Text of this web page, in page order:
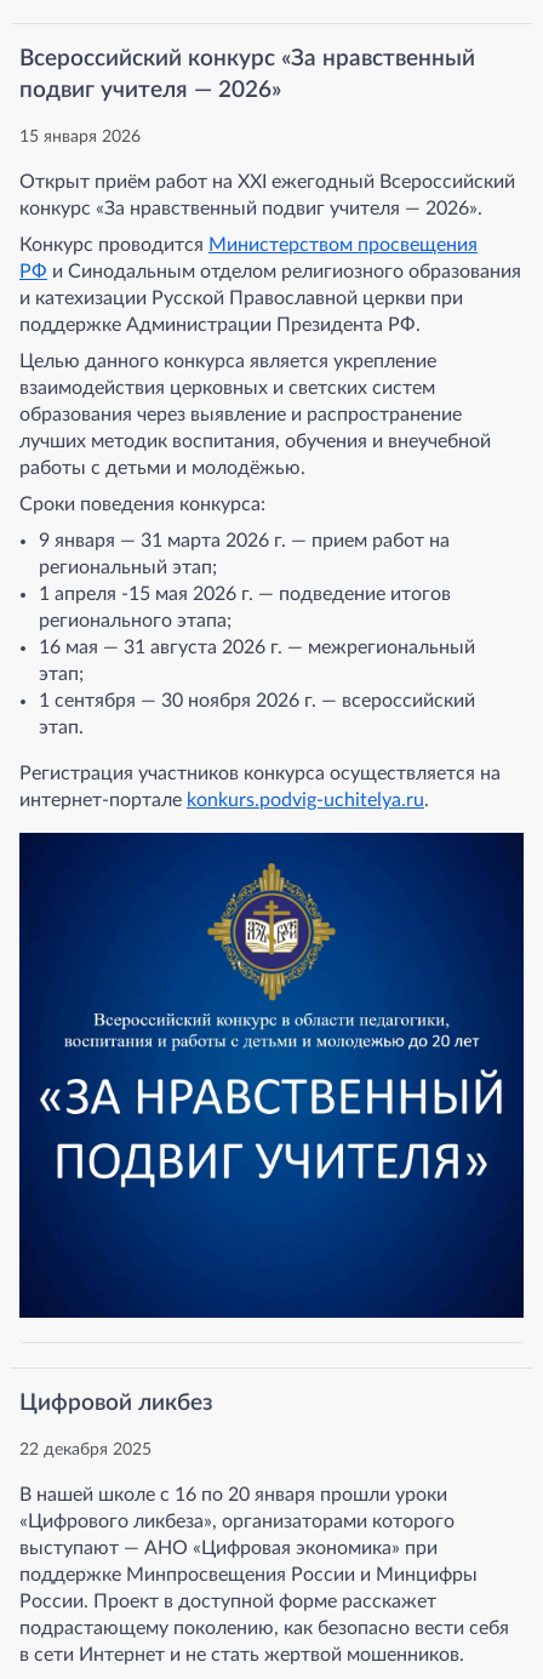
Всероссийский конкурс «За нравственный
подвиг учителя — 2026»
15 января 2026
Открыт приём работ на XXI ежегодный Всероссийский
конкурс «За нравственный подвиг учителя — 2026».
Конкурс проводится Министерством просвещения
РФ и Синодальным отделом религиозного образования
и катехизации Русской Православной церкви при
поддержке Администрации Президента РФ.
Целью данного конкурса является укрепление
взаимодействия церковных и светских систем
образования через выявление и распространение
лучших методик воспитания, обучения и внеучебной
работы с детьми и молодёжью.
Сроки поведения конкурса:
9 января — 31 марта 2026 г. — прием работ на
региональный этап;
1 апреля -15 мая 2026 г. — подведение итогов
регионального этапа;
16 мая — 31 августа 2026 г. — межрегиональный
этап;
1 сентября — 30 ноября 2026 г. — всероссийский
этап.
Регистрация участников конкурса осуществляется на
интернет-портале konkurs.podvig-uchitelya.ru.
Цифровой ликбез
22 декабря 2025
В нашей школе с 16 по 20 января прошли уроки
«Цифрового ликбеза», организаторами которого
выступают — АНО «Цифровая экономика» при
поддержке Минпросвещения России и Минцифры
России. Проект в доступной форме расскажет
подрастающему поколению, как безопасно вести себя
в сети Интернет и не стать жертвой мошенников.